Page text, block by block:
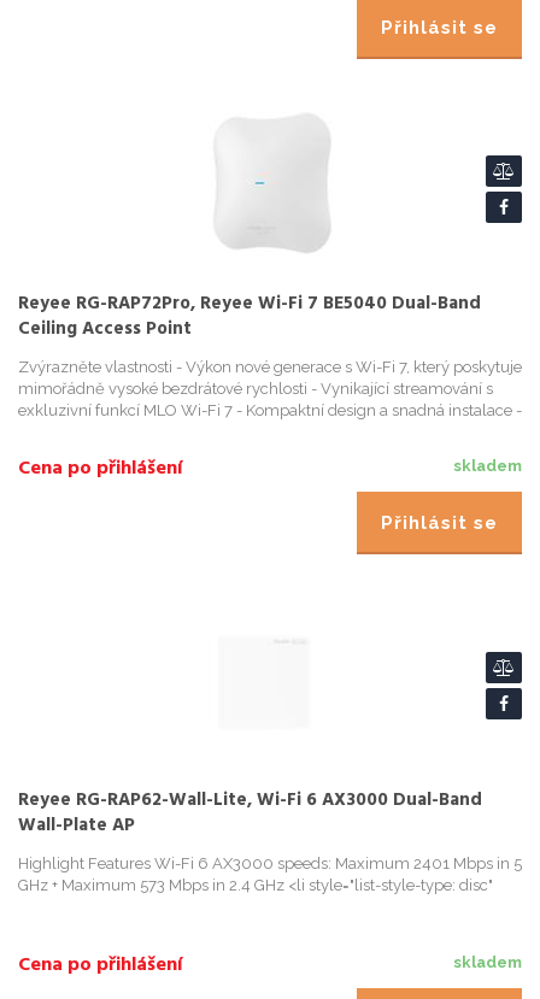
Přihlásit se
Reyee RG-RAP72Pro, Reyee Wi-Fi 7 BE5040 Dual-Band
Ceiling Access Point
Zvýrazněte vlastnosti - Výkon nové generace s Wi-Fi 7, který poskytuje
mimořádně vysoké bezdrátové rychlosti - Vynikající streamování s
exkluzivní funkcí MLO Wi-Fi 7 - Kompaktní design a snadná instalace -
skladem
Cena po přihlášení
Přihlásit se
Reyee RG-RAP62-Wall-Lite, Wi-Fi 6 AX3000 Dual-Band
Wall-Plate AP
Highlight Features Wi-Fi 6 AX3000 speeds: Maximum 2401 Mbps in 5
GHz + Maximum 573 Mbps in 2.4 GHz <li style="list-style-type: disc"
skladem
Cena po přihlášení